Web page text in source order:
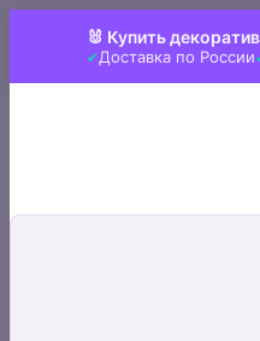
🐰 Купить
Доставка по России